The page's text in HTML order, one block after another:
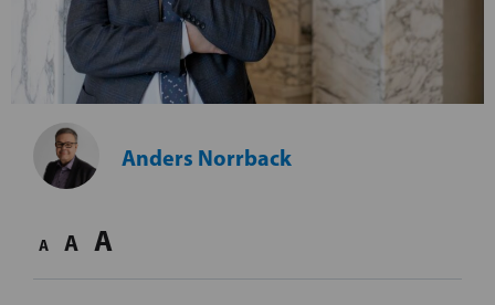
Anders Norrback
A A A